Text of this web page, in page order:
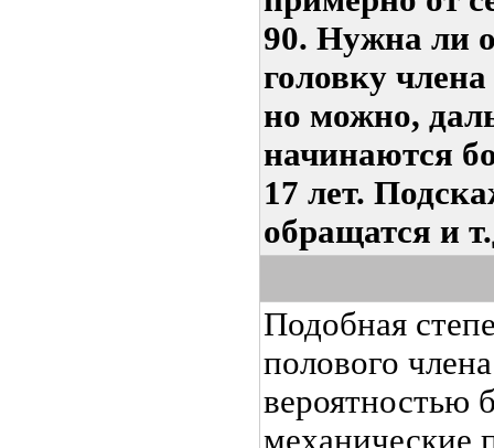
90. Нужна ли
головку
но можно,
начинаются
17 лет.
обращатся и
Подобная
полового
вероятностью
механические